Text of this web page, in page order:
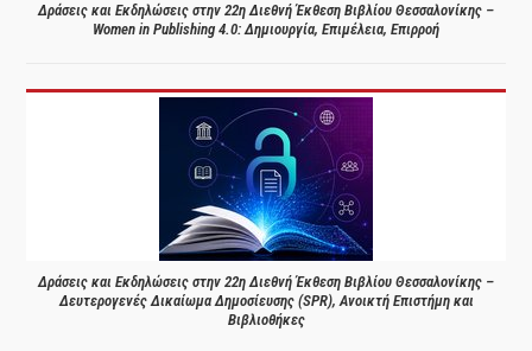
Δράσεις και Εκδηλώσεις στην 22η Διεθνή Έκθεση Βιβλίου Θεσσαλονίκης –
Women in Publishing 4.0: Δημιουργία, Επιμέλεια, Επιρροή
Δράσεις και Εκδηλώσεις στην 22η Διεθνή Έκθεση Βιβλίου Θεσσαλονίκης –
Δευτερογενές Δικαίωμα Δημοσίευσης (SPR), Ανοικτή Επιστήμη και
Βιβλιοθήκες